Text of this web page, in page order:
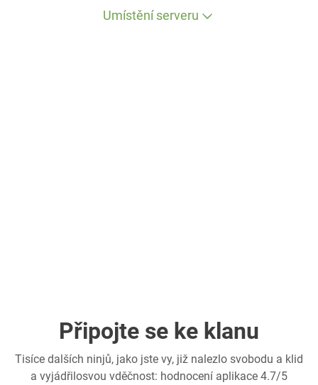
Umístění serveru
Připojte se ke klanu
Tisíce dalších ninjů, jako jste vy, již nalezlo svobodu a klid
a vyjádřilosvou vděčnost: hodnocení aplikace 4.7/5